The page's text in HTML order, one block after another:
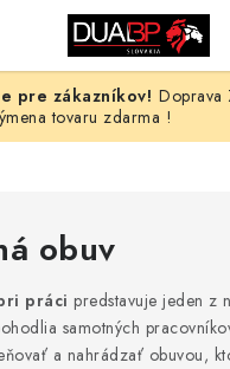
Doprava
tovaru zdarma !
obuv
práci predstavuje jeden z
samotných
a nahrádzať obuvou,